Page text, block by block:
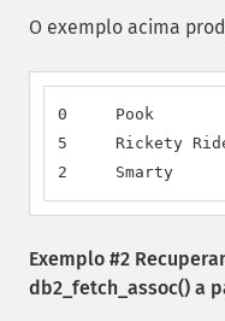
O exemplo acima
0     Pook
5     Rickety
2     Smarty
Exemplo #2
db2_fetch_assoc() a